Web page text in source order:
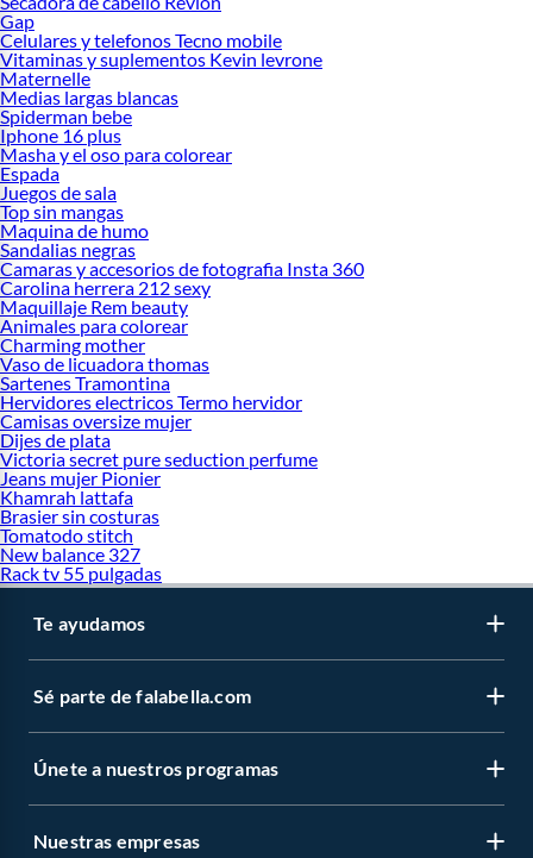
Gap
Celulares y telefonos Tecno mobile
Vitaminas y suplementos Kevin levrone
Maternelle
Medias largas blancas
Spiderman bebe
Iphone 16 plus
Masha y el oso para colorear
Espada
Juegos de sala
Top sin mangas
Maquina de humo
Sandalias negras
Camaras y accesorios de fotografia Insta 360
Carolina herrera 212 sexy
Maquillaje Rem beauty
Animales para colorear
Charming mother
Vaso de licuadora thomas
Sartenes Tramontina
Hervidores electricos Termo hervidor
Camisas oversize mujer
Dijes de plata
Victoria secret pure seduction perfume
Jeans mujer Pionier
Khamrah lattafa
Brasier sin costuras
Tomatodo stitch
New balance 327
Rack tv 55 pulgadas
Te ayudamos
Sé parte de falabella.com
Únete a nuestros programas
Nuestras empresas